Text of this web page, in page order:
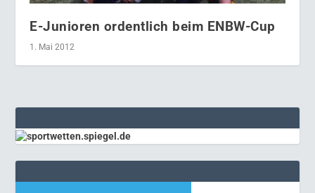
E-Junioren ordentlich beim ENBW-Cup
1. Mai 2012